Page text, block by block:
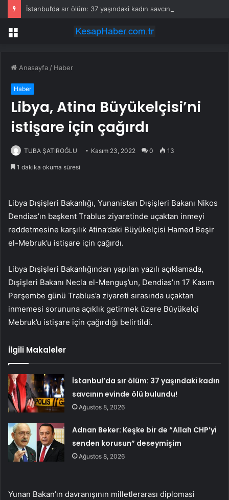
Menü
Anasayfa / Haber
Haber
Libya, Atina Büyükelçisi’ni
istişare için çağırdı
TUBA ŞATIROĞLU Kasım 23, 2022 0 13
1 dakika okuma süresi
Libya Dışişleri Bakanlığı, Yunanistan Dışişleri Bakanı Nikos
Dendias’ın başkent Trablus ziyaretinde uçaktan inmeyi
reddetmesine karşılık Atina’daki Büyükelçisi Hamed Beşir
el-Mebruk’u istişare için çağırdı.
Libya Dışişleri Bakanlığından yapılan yazılı açıklamada,
Dışişleri Bakanı Necla el-Menguş’un, Dendias’ın 17 Kasım
Perşembe günü Trablus’a ziyareti sırasında uçaktan
inmemesi sorununa açıklık getirmek üzere Büyükelçi
Mebruk’u istişare için çağırdığı belirtildi.
İlgili Makaleler
İstanbul’da sır ölüm: 37 yaşındaki kadın
savcının evinde ölü bulundu!
Ağustos 8, 2026
Adnan Beker: Keşke bir de “Allah CHP’yi
senden korusun” deseymişim
Ağustos 8, 2026
Yunan Bakan’ın davranışının milletlerarası diplomasi